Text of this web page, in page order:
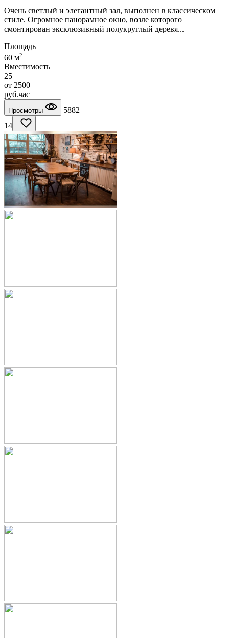
Очень светлый и элегантный зал, выполнен в классическом
стиле. Огромное панорамное окно, возле которого
смонтирован эксклюзивный полукруглый деревя...
Площадь
60 м2
Вместимость
25
от 2500
руб.час
Просмотры
5882
14